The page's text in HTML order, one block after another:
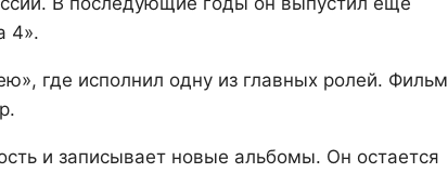
4».
где исполнил одну из главных ролей. Фильм
и записывает новые альбомы. Он остается